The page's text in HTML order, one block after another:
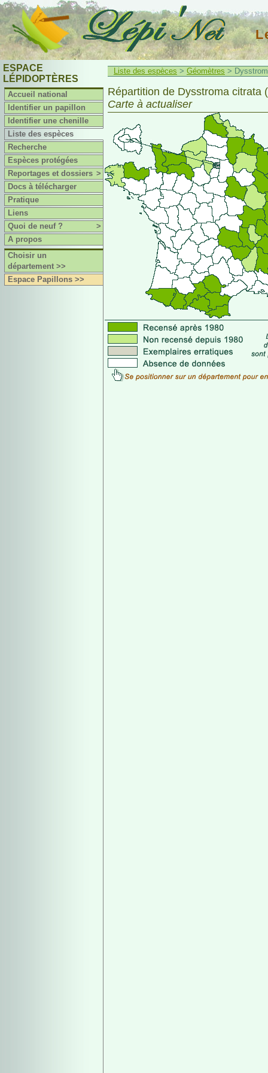
ESPACE
LÉPIDOPTÈRES
Accueil national
Identifier un papillon
Identifier une chenille
Liste des espèces
Recherche
Espèces protégées
Reportages et dossiers >
Docs à télécharger
Pratique
Liens
Quoi de neuf ?
>
A propos
Choisir un
département >>
Espace Papillons >>
Liste des espèces > Géomètres >
Répartition de Dysstroma citrata
Carte à actualiser